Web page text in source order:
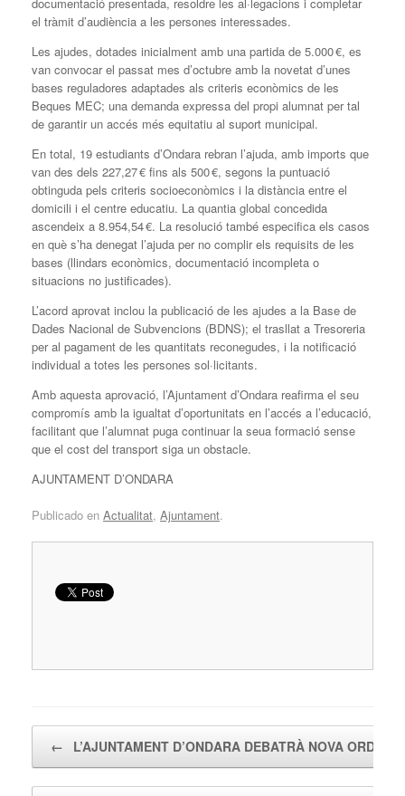
el tràmit d’audiència a les persones interessades.
Les ajudes, dotades inicialment amb una partida de 5.000 €, es
van convocar el passat mes d’octubre amb la novetat d’unes
bases reguladores adaptades als criteris econòmics de les
Beques MEC; una demanda expressa del propi alumnat per tal
de garantir un accés més equitatiu al suport municipal.
En total, 19 estudiants d’Ondara rebran l’ajuda, amb imports que
van des dels 227,27 € fins als 500 €, segons la puntuació
obtinguda pels criteris socioeconòmics i la distància entre el
domicili i el centre educatiu. La quantia global concedida
ascendeix a 8.954,54 €. La resolució també especifica els casos
en què s’ha denegat l’ajuda per no complir els requisits de les
bases (llindars econòmics, documentació incompleta o
situacions no justificades).
L’acord aprovat inclou la publicació de les ajudes a la Base de
Dades Nacional de Subvencions (BDNS); el trasllat a Tresoreria
per al pagament de les quantitats reconegudes, i la notificació
individual a totes les persones sol·licitants.
Amb aquesta aprovació, l’Ajuntament d’Ondara reafirma el seu
compromís amb la igualtat d’oportunitats en l’accés a l’educació,
facilitant que l’alumnat puga continuar la seua formació sense
que el cost del transport siga un obstacle.
AJUNTAMENT D’ONDARA
Publicado en Actualitat, Ajuntament.
← L’AJUNTAMENT D’ONDARA DEBATRÀ NOVA